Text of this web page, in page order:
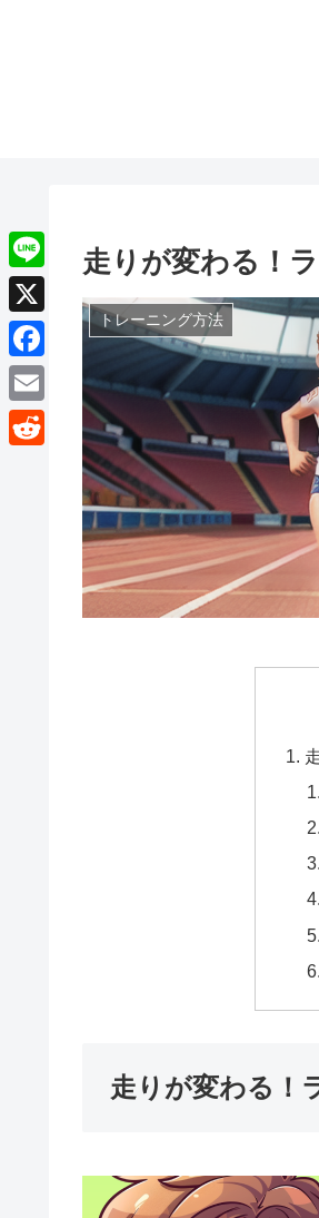
走りが変わる！
トレーニング方法
走りが変わる！
L
i
n
e
X
F
a
c
E